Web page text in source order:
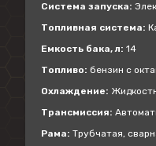
Система запуска:
Топливная система:
Емкость бака, л: 14
Топливо: бензин с
Охлаждение:
Трансмиссия:
Рама: Трубчатая,